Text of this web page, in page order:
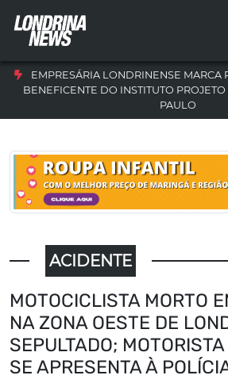
EMPRESÁRIA LONDRINENSE MARCA
BENEFICENTE DO INSTITUTO
PAULO
ACIDENTE
MOTOCICLISTA MORTO
NA ZONA OESTE DE
SEPULTADO;
SE APRESENTA À